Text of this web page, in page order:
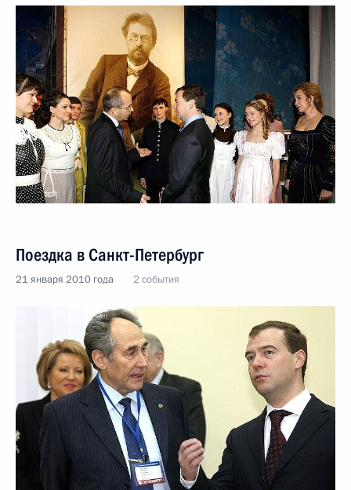
Поездка в Санкт-Петербург
21 января 2010 года 2 события